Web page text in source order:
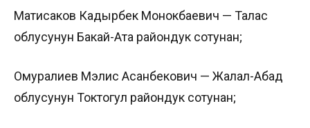
Матисаков Кадырбек Монокбаевич — Талас
облусунун Бакай-Ата райондук сотунан;
Омуралиев Мэлис Асанбекович — Жалал-Абад
облусунун Токтогул райондук сотунан;